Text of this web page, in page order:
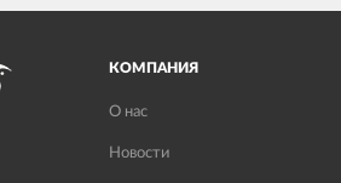
КОМПАНИЯ
О нас
Новости